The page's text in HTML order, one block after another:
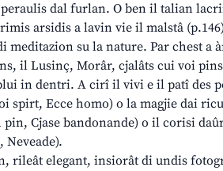
dal furlan. O ben il talian
arsidis a lavin vie il malstâ
meditazion su la nature. Par chest a
il Lusinç, Morâr, cjalâts cui voi
in dentri. A cirî il vivi e il patî des
spirt, Ecce homo) o la magjie dai
Cjase bandonande) o il corisi
rileât elegant, insiorât di undis